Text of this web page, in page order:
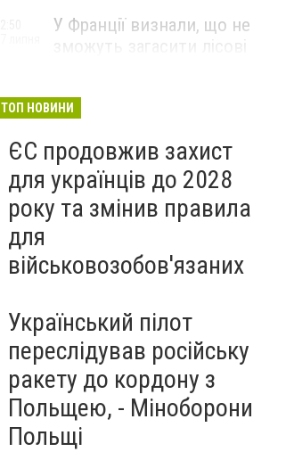
У Франції визнали, що не
ТОП НОВИНИ
ЄС продовжив захист
для українців до 2028
року та змінив правила
для
військовозобов'язаних
Український пілот
переслідував російську
ракету до кордону з
Польщею, - Міноборони
Польщі